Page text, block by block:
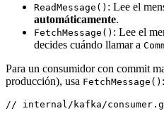
ReadMessage() : Lee el
automáticamente.
FetchMessage() : Lee el
decides cuándo llamar a
Para un consumidor con commit
producción), usa FetchMessage() :
// internal/kafka/